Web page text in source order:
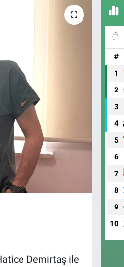
Demirtaş ile
#
1
2
3
4
5
6
7
8
9
10